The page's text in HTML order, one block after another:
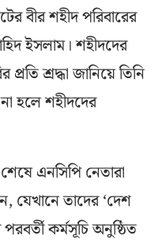
বীর শহীদ পরিবারের
ইসলাম। শহীদদের
শ্রদ্ধা জানিয়ে তিনি
না হলে শহীদদের
এনসিপি নেতারা
যেখানে তাদের ‘দেশ
কর্মসূচি অনুষ্ঠিত